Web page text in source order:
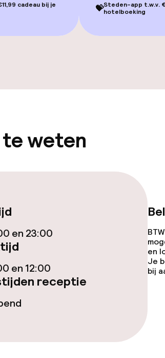
(wasmachine)
cadeau bij je
💝Steden-app t.w.v.
hotelboeking
te weten
en 23:00
en 12:00
receptie
en
Je
bij